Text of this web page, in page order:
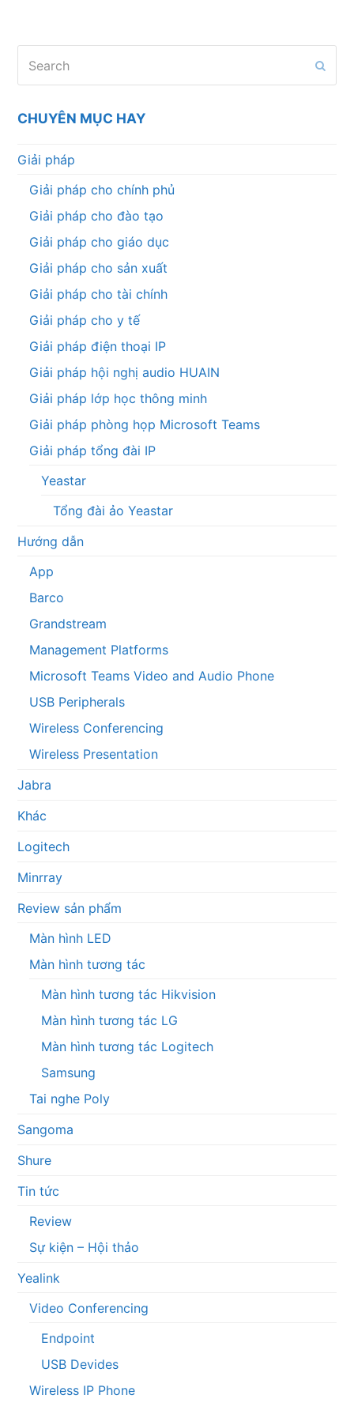
CHUYÊN MỤC HAY
Giải pháp
Giải pháp cho chính phủ
Giải pháp cho đào tạo
Giải pháp cho giáo dục
Giải pháp cho sản xuất
Giải pháp cho tài chính
Giải pháp cho y tế
Giải pháp điện thoại IP
Giải pháp hội nghị audio HUAIN
Giải pháp lớp học thông minh
Giải pháp phòng họp Microsoft Teams
Giải pháp tổng đài IP
Yeastar
Tổng đài ảo Yeastar
Hướng dẫn
App
Barco
Grandstream
Management Platforms
Microsoft Teams Video and Audio Phone
USB Peripherals
Wireless Conferencing
Wireless Presentation
Jabra
Khác
Logitech
Minrray
Review sản phẩm
Màn hình LED
Màn hình tương tác
Màn hình tương tác Hikvision
Màn hình tương tác LG
Màn hình tương tác Logitech
Samsung
Tai nghe Poly
Sangoma
Shure
Tin tức
Review
Sự kiện – Hội thảo
Yealink
Video Conferencing
Endpoint
USB Devides
Wireless IP Phone